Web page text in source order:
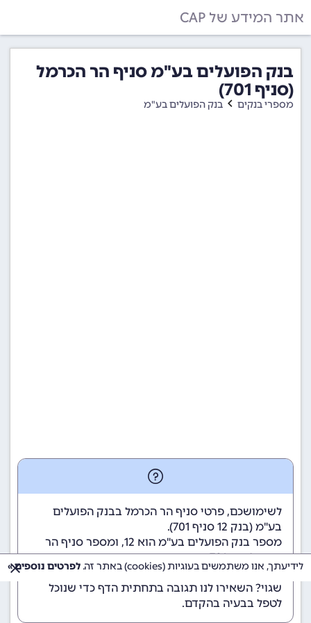
אתר המידע של CAP
בנק הפועלים בע"מ סניף הר הכרמל
(סניף 701)
מספרי בנקים בנק הפועלים בע"מ
לשימושכם, פרטי סניף הר הכרמל בבנק הפועלים
בע"מ (בנק 12
סניף 701).
מספר בנק הפועלים בע"מ הוא 12
, ומספר סניף הר
הכרמל הוא 701.
הנתונים מתעדכנים באופן קבוע. נתקלתם במידע
שגוי? השאירו לנו תגובה בתחתית הדף כדי שנוכל
לטפל בבעיה בהקדם.
לידיעתך, אנו משתמשים בעוגיות (cookies) באתר זה. לפרטים נוספים »